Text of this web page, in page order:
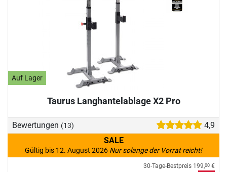
Auf Lager
Taurus Langhantelablage X2 Pro
Bewertungen (13)
4,9
SALE
Gültig bis 12. August 2026 Nur solange der Vorrat reicht!
30-Tage-Bestpreis 199,00 €